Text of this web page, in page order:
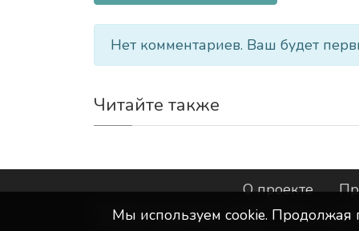
Нет комментариев. Ваш будет
Читайте также
О проекте
©ООО "Интернет-Курск"- Все
Мы используем сookie. Продолжая